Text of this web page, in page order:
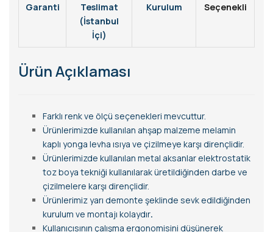
Garanti
Teslimat
(İstanbul
İçi)
Kurulum
Seçenekli
Ürün Açıklaması
Farklı renk ve ölçü seçenekleri mevcuttur.
Ürünlerimizde kullanılan ahşap malzeme melamin
kaplı yonga levha ısıya ve çizilmeye karşı dirençlidir.
Ürünlerimizde kullanılan metal aksanlar elektrostatik
toz boya tekniği kullanılarak üretildiğinden darbe ve
çizilmelere karşı dirençlidir.
Ürünlerimiz yarı demonte şeklinde sevk edildiğinden
kurulum ve montajı kolaydır.
Kullanıcısının çalışma ergonomisini düşünerek